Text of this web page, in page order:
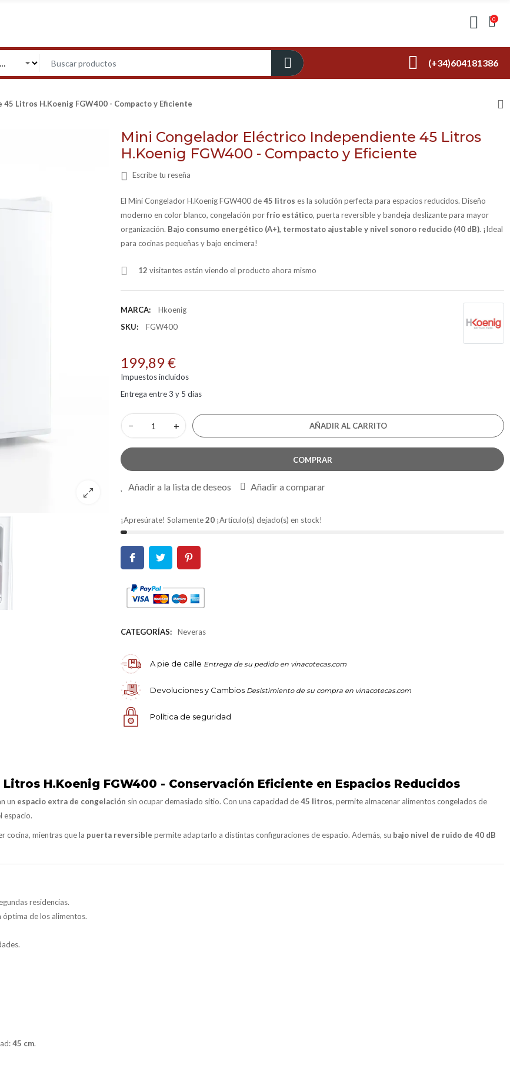
0
(+34)604181386
Litros H.Koenig FGW400 - Compacto y Eficiente
Mini Congelador Eléctrico Independiente 45 Litros
H.Koenig FGW400 - Compacto y Eficiente
Escribe tu reseña
El Mini Congelador H.Koenig FGW400 de45 litros es la solución perfecta para espacios reducidos. Diseño
moderno en color blanco, congelación porfrío estático, puerta reversible y bandeja deslizante para mayor
organización. Bajo consumo energético (A+), termostato ajustable y nivel sonoro reducido (40 dB). ¡Ideal
para cocinas pequeñas y bajo encimera!
12 visitantes están viendo el producto ahora mismo
MARCA:
Hkoenig
SKU:
FGW400
199,89 €
Impuestos incluidos
Entrega entre 3 y 5 días
− + AÑADIR AL CARRITO
COMPRAR
Añadir a la lista de deseos Añadir a comparar
¡Apresúrate! Solamente20 ¡Artículo(s) dejado(s) en stock!
CATEGORÍAS: Neveras
A pie de calle Entrega de su pedido en vinacotecas.com
Devoluciones y Cambios Desistimiento de su compra en vinacotecas.com
Política de seguridad
H.Koenig FGW400 - Conservación Eficiente en Espacios Reducidos
un espacio extra de congelación sin ocupar demasiado sitio. Con una capacidad de45 litros, permite almacenar alimentos congelados de
espacio.
cocina, mientras que la puerta reversible permite adaptarlo a distintas configuraciones de espacio. Además, su bajo nivel de ruido de 40 dB
residencias.
óptima de los alimentos.
45 cm.